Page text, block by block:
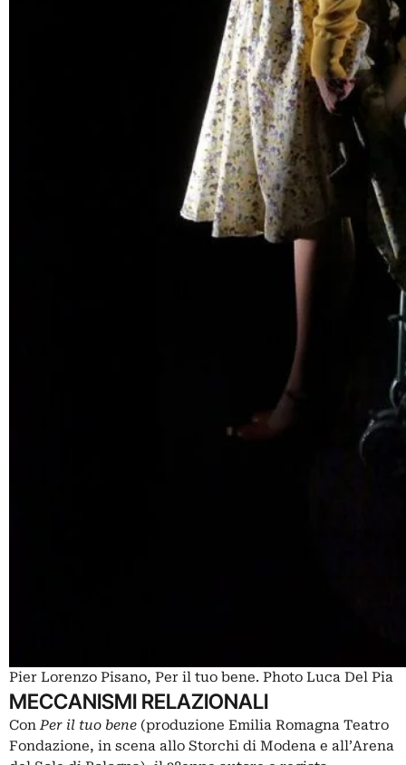
Pier Lorenzo Pisano, Per il tuo bene. Photo Luca Del Pia
MECCANISMI RELAZIONALI
Con Per il tuo bene (produzione Emilia Romagna Teatro
Fondazione, in scena allo Storchi di Modena e all’Arena